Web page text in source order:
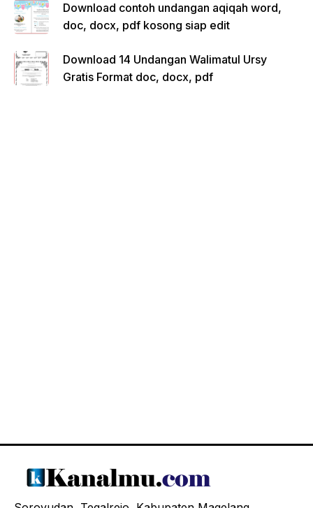
Download contoh undangan aqiqah word,
doc, docx, pdf kosong siap edit
Download 14 Undangan Walimatul Ursy
Gratis Format doc, docx, pdf